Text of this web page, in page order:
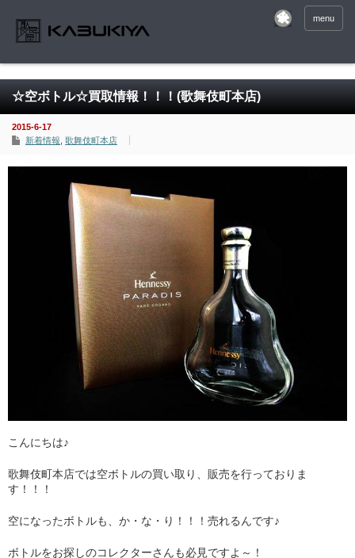
menu
☆空ボトル☆買取情報！！！(歌舞伎町本店)
2015-6-17
新着情報 歌舞伎町本店
こんにちは♪
歌舞伎町本店では空ボトルの買い取り、販売を行っておりま
す！！！
空になったボトルも、か・な・り！！！売れるんです♪
ボトルをお探しのコレクターさんも必見ですよ～！